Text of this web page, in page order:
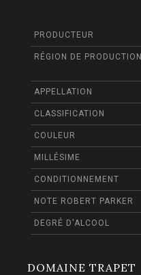
PRODUCTEUR
RÉGION DE PRODUCTION
APPELLATION
CLASSIFICATION
COULEUR
MILLÉSIME
CONDITIONNEMENT
NOTE ROBERT PARKER
DEGRÉ D'ALCOOL
DOMAINE TRAPET